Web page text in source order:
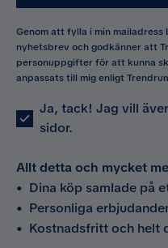
Genom att fylla i min
nyhetsbrev och godkänner att
personuppgifter för att kunna
anpassats till mig enligt
Ja, tack! Jag vill
sidor.
Allt detta och mycket
• Dina köp samlade på
• Personliga
• Kostnadsfritt och helt